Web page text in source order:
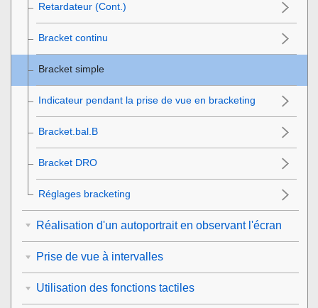
Retardateur (Cont.)
Bracket continu
Bracket simple
Indicateur pendant la prise de vue en bracketing
Bracket.bal.B
Bracket DRO
Réglages bracketing
Réalisation d'un autoportrait en observant l'écran
Prise de vue à intervalles
Utilisation des fonctions tactiles